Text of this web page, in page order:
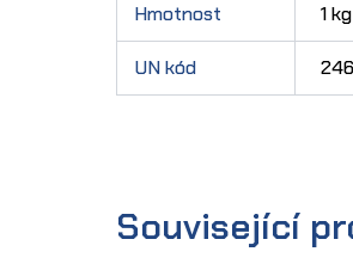
Hmotnost 1 kg
UN kód
Související